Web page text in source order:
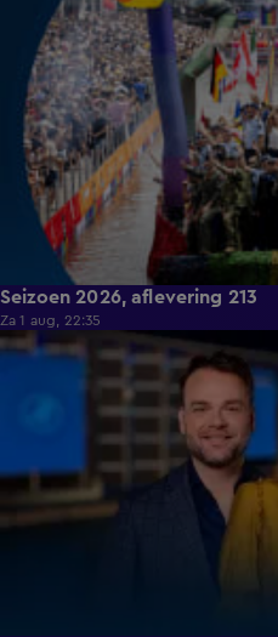
Seizoen 2026, aflevering 213
Za 1 aug, 22:35
18:45